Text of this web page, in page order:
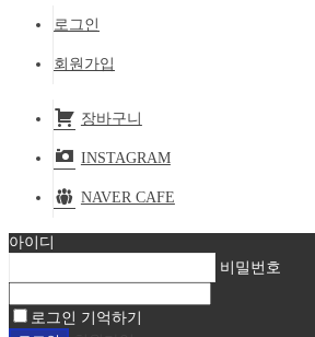
로그인
회원가입
장바구니
INSTAGRAM
NAVER CAFE
아이디
비밀번호
로그인 기억하기